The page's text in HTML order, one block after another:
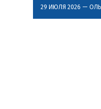
29 ИЮЛЯ 2026 —